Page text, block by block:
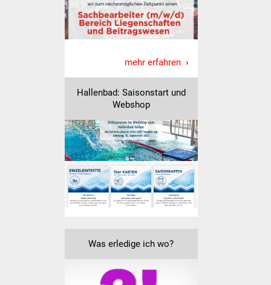
mehr erfahren
Hallenbad: Saisonstart und
Webshop
Was erledige ich wo?